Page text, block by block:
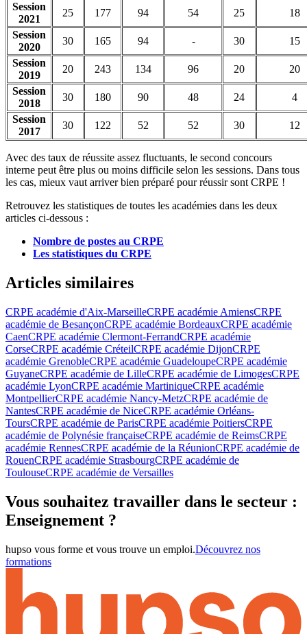
Session
2021
25 177 94 54 25
18
Session
2020
30 165 94 - 30
15
Session
2019
20 243 134 96 20
20
Session
2018
30 180 90 48 24
4
Session
2017
30 122 52 52 30 12
Avec des taux de réussite assez fluctuants, le second concours
interne peut être plus ou moins difficile selon les sessions. Dans tous
les cas, mieux vaut arriver bien préparé pour réussir sont CRPE !
Retrouvez les statistiques de toutes les académies dans les deux
articles ci-dessous :
Nombre de postes au CRPE
Les statistiques du CRPE
Articles similaires
CRPE académie d'Aix-MarseilleCRPE académie AmiensCRPE
académie de BesançonCRPE académie BordeauxCRPE académie
CaenCRPE académie Clermont-FerrandCRPE académie
CorseCRPE académie CréteilCRPE académie DijonCRPE
académie GrenobleCRPE académie GuadeloupeCRPE académie
GuyaneCRPE académie de LilleCRPE académie de LimogesCRPE
académie LyonCRPE académie MartiniqueCRPE académie
MontpellierCRPE académie Nancy-MetzCRPE académie de
NantesCRPE académie de NiceCRPE académie Orléans-
ToursCRPE académie de ParisCRPE académie PoitiersCRPE
académie de Polynésie françaiseCRPE académie de ReimsCRPE
académie RennesCRPE académie de la RéunionCRPE académie de
RouenCRPE académie StrasbourgCRPE académie de
ToulouseCRPE académie de Versailles
Vous souhaitez travailler dans le secteur :
Enseignement ?
hupso vous forme et vous trouve un emploi.Découvrez nos
formations